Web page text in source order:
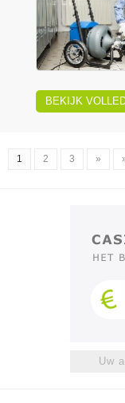
BEKIJK
1 2 3 »
Uw